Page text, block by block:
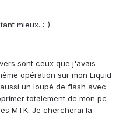
mieux. :-)
sont ceux que j'avais
opération sur mon Liquid
un loupé de flash avec
totalement de mon pc
MTK. Je chercherai la